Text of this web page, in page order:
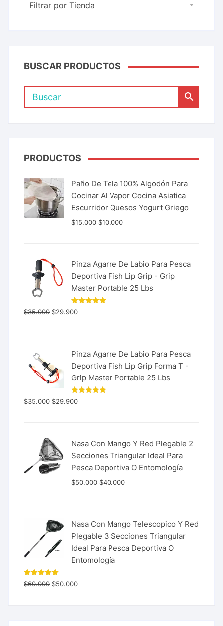
Filtrar por Tienda
BUSCAR PRODUCTOS
PRODUCTOS
Paño De Tela 100% Algodón Para
Cocinar Al Vapor Cocina Asiatica
Escurridor Quesos Yogurt Griego
$15.000 $10.000
Pinza Agarre De Labio Para Pesca
Deportiva Fish Lip Grip - Grip
Master Portable 25 Lbs
Valorado
con
$35.000 $29.900
Pinza Agarre De Labio Para Pesca
Deportiva Fish Lip Grip Forma T -
Grip Master Portable 25 Lbs
Valorado
con
$35.000 $29.900
Nasa Con Mango Y Red Plegable 2
Secciones Triangular Ideal Para
Pesca Deportiva O Entomología
$50.000 $40.000
Nasa Con Mango Telescopico Y Red
Plegable 3 Secciones Triangular
Ideal Para Pesca Deportiva O
Entomología
Valorado
con 5.00
$60.000 $50.000